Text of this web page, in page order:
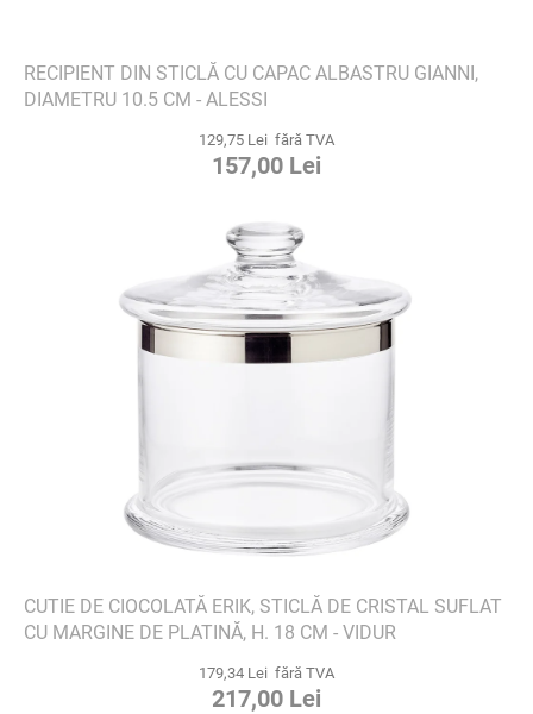
RECIPIENT DIN STICLĂ CU CAPAC ALBASTRU GIANNI,
DIAMETRU 10.5 CM - ALESSI
129,75 Lei fără TVA
157,00 Lei
CUTIE DE CIOCOLATĂ ERIK, STICLĂ DE CRISTAL SUFLAT
CU MARGINE DE PLATINĂ, H. 18 CM - VIDUR
179,34 Lei fără TVA
217,00 Lei